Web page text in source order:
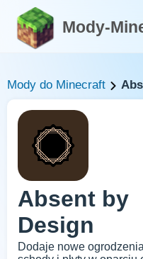
Mody-
Mody do Minecraft
Absent by
Design
Dodaje nowe